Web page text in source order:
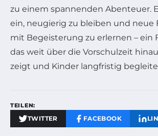
zu einem spannenden Abenteuer.
ein, neugierig zu bleiben und neue
mit Begeisterung zu erlernen – ein
das weit über die Vorschulzeit
zeigt und Kinder langfristig
TEILEN:
TWITTER FACEBOOK